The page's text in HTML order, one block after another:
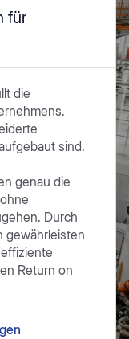
für
die
sind.
genau die
Durch
gewährleisten
Return on